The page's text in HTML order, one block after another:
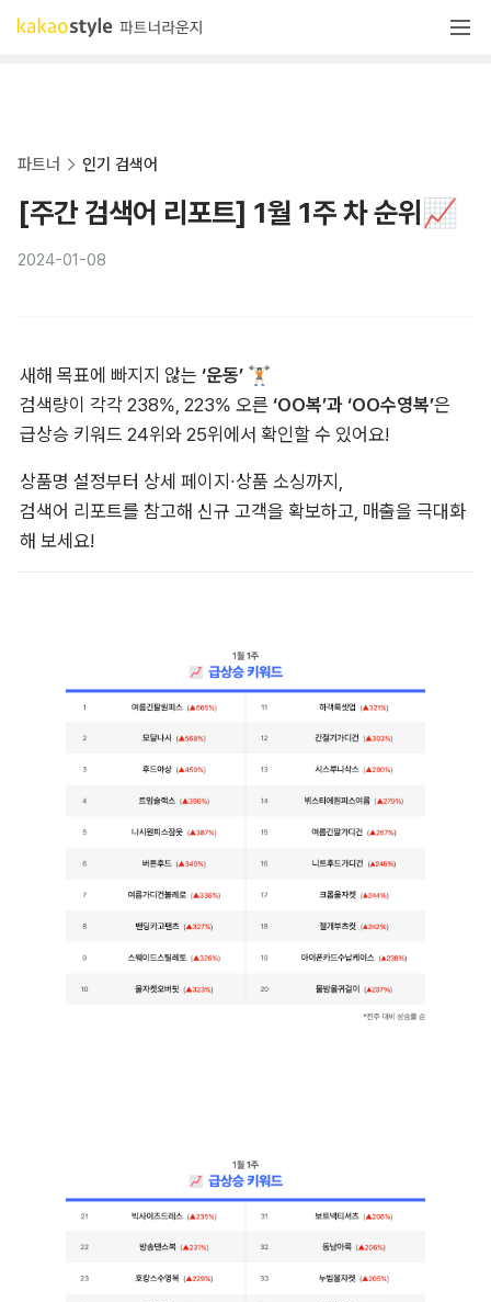
파트너 인기 검색어
[주간 검색어 리포트] 1월 1주 차 순위📈
2024-01-08
새해 목표에 빠지지 않는 ‘운동’ 🏋🏻
검색량이 각각 238%, 223% 오른 ‘OO복’과 ‘OO수영복’은
급상승 키워드 24위와 25위에서 확인할 수 있어요!
상품명 설정부터 상세 페이지∙상품 소싱까지,
검색어 리포트를 참고해 신규 고객을 확보하고, 매출을 극대화
해 보세요!